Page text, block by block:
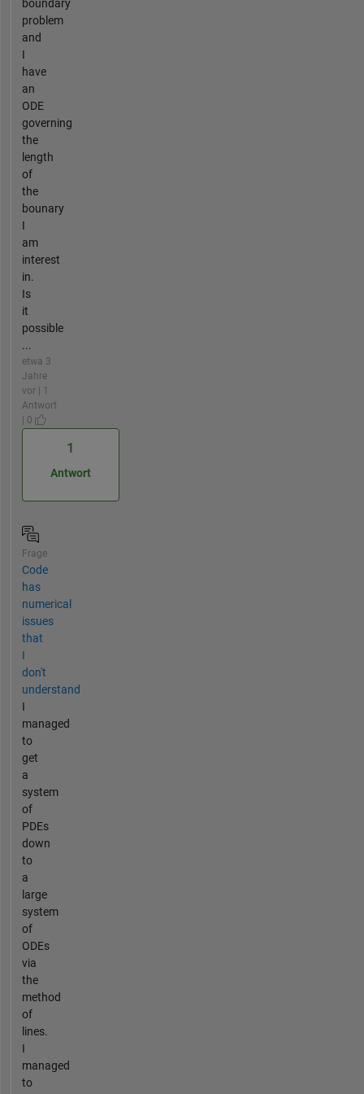
boundary
problem
and
I
have
an
ODE
governing
the
length
of
the
bounary
I
am
interest
in.
Is
it
possible
...
etwa 3
Jahre
vor | 1
Antwort
| 0
1
Antwort
Frage
Code
has
numerical
issues
that
I
don't
understand
I
managed
to
get
a
system
of
PDEs
down
to
a
large
system
of
ODEs
via
the
method
of
lines.
I
managed
to